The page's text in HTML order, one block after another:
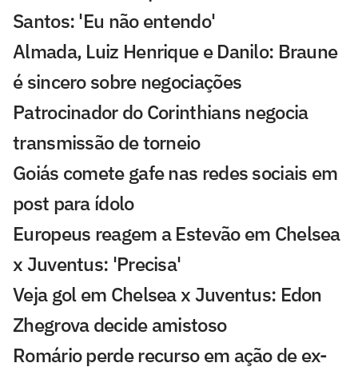
Santos: 'Eu não entendo'
Almada, Luiz Henrique e Danilo: Braune
é sincero sobre negociações
Patrocinador do Corinthians negocia
transmissão de torneio
Goiás comete gafe nas redes sociais em
post para ídolo
Europeus reagem a Estevão em Chelsea
x Juventus: 'Precisa'
Veja gol em Chelsea x Juventus: Edon
Zhegrova decide amistoso
Romário perde recurso em ação de ex-